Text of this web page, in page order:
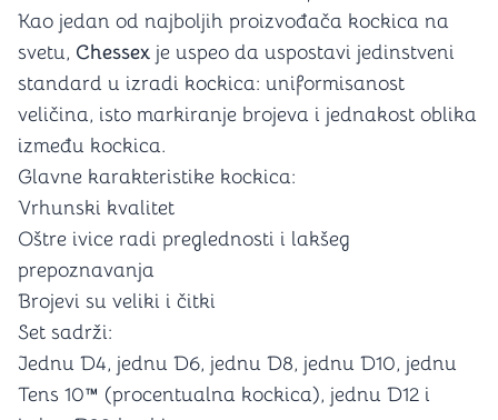
Kao jedan od najboljih proizvođača kockica na
svetu, Chessex je uspeo da uspostavi jedinstveni
standard u izradi kockica: uniformisanost
veličina, isto markiranje brojeva i jednakost oblika
između kockica.
Glavne karakteristike kockica:
Vrhunski kvalitet
Oštre ivice radi preglednosti i lakšeg
prepoznavanja
Brojevi su veliki i čitki
Set sadrži:
Jednu D4, jednu D6, jednu D8, jednu D10, jednu
Tens 10™ (procentualna kockica), jednu D12 i